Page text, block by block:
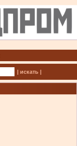
| искать |